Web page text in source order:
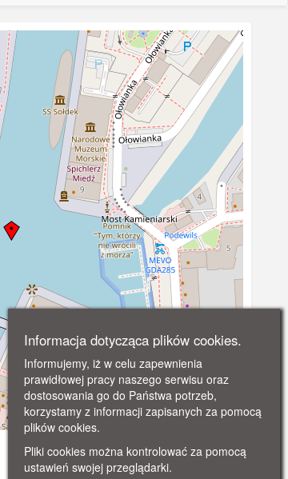
©OpenStreetMapcontributors.
Informacja dotycząca plików cookies.
Informujemy, iż w celu zapewnienia
prawidłowej pracy naszego serwisu oraz
dostosowania go do Państwa potrzeb,
korzystamy z informacji zapisanych za pomocą
plików cookies.
Pliki cookies można kontrolować za pomocą
ustawień swojej przeglądarki.